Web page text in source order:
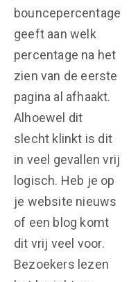
bouncepercentage
geeft aan welk
percentage na het
zien van de eerste
pagina al afhaakt.
Alhoewel dit
slecht klinkt is dit
in veel gevallen vrij
logisch. Heb je op
je website nieuws
of een blog komt
dit vrij veel voor.
Bezoekers lezen